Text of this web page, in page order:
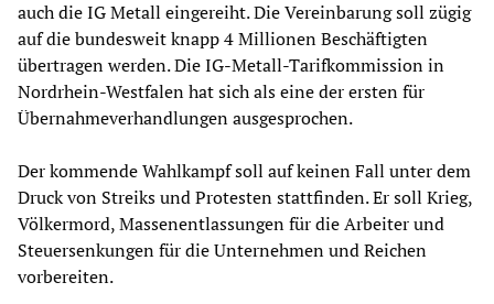
auch die IG Metall eingereiht. Die Vereinbarung soll zügig
auf die bundesweit knapp 4 Millionen Beschäftigten
übertragen werden. Die IG-Metall-Tarifkommission in
Nordrhein-Westfalen hat sich als eine der ersten für
Übernahmeverhandlungen ausgesprochen.
Der kommende Wahlkampf soll auf keinen Fall unter dem
Druck von Streiks und Protesten stattfinden. Er soll Krieg,
Völkermord, Massenentlassungen für die Arbeiter und
Steuersenkungen für die Unternehmen und Reichen
vorbereiten.